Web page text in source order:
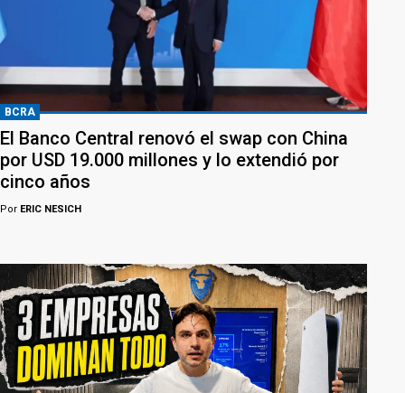
BCRA
El Banco Central renovó el swap con China
por USD 19.000 millones y lo extendió por
cinco años
Por ERIC NESICH